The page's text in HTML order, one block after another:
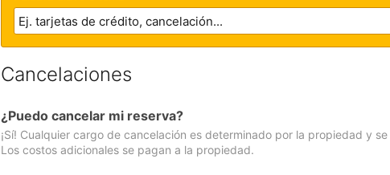
Cancelaciones
¿Puedo cancelar mi reserva?
¡Sí! Cualquier cargo de cancelación es determinado por la propiedad y
Los costos adicionales se pagan a la propiedad.